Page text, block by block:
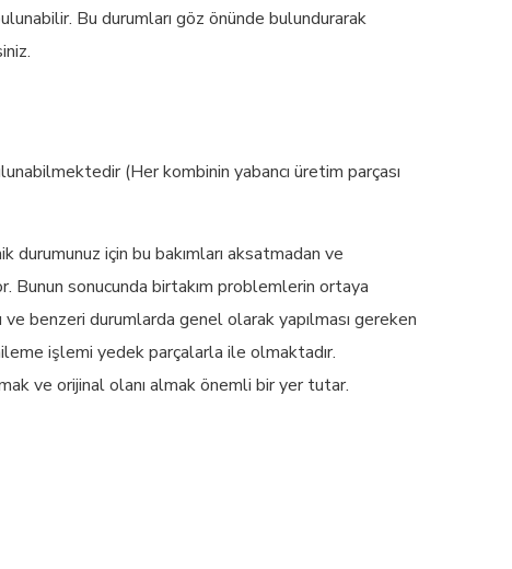
Bu durumları göz önünde bulundurarak
(Her kombinin yabancı üretim parçası
durumunuz için bu bakımları aksatmadan ve
Bunun sonucunda birtakım problemlerin ortaya
ve benzeri durumlarda genel olarak yapılması gereken
işlemi yedek parçalarla ile olmaktadır.
ve orijinal olanı almak önemli bir yer tutar.